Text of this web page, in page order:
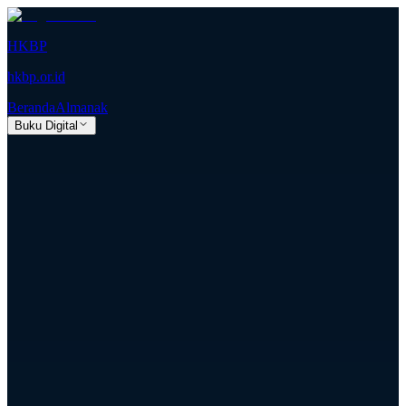
HKBP
hkbp.or.id
BerandaAlmanak
Buku Digital